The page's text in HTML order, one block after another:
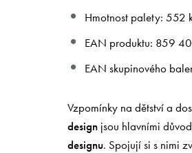
Hmotnost palety: 552
EAN produktu: 859
EAN skupinového
Vzpomínky na dětství a
designjsou hlavními
designu. Spojují si s nimi